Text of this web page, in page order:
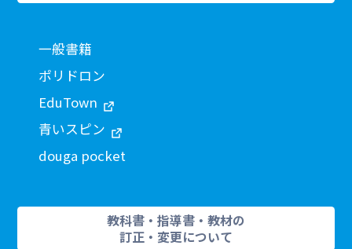
一般書籍
ポリドロン
EduTown
青いスピン
douga pocket
教科書・指導書・教材の
訂正・変更について